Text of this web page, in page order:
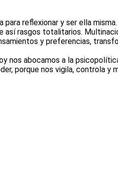
reflexionar y ser ella
rasgos totalitarios.
y preferencias,
nos abocamos a la
porque nos vigila, controla y